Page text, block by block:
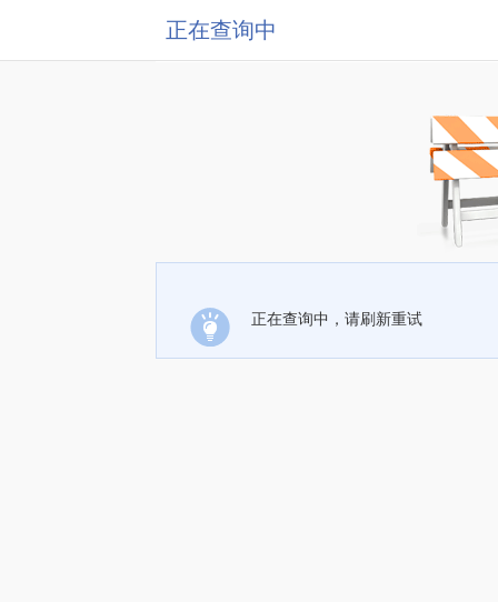
正在查询中
正在查询中，请刷新重试